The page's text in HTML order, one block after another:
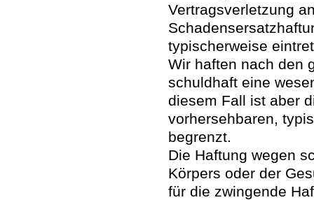
Vertragsverletzung
typischerweise
Wir haften nach den
schuldhaft eine
diesem Fall ist aber
vorhersehbaren,
begrenzt.
Die Haftung wegen
Körpers oder der
für die zwingende